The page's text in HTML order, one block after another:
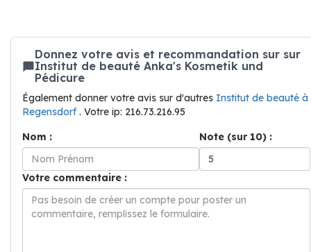
Donnez votre avis et recommandation sur sur
Institut de beauté Anka's Kosmetik und
Pédicure
Également donner votre avis sur d'autres Institut de beauté à
Regensdorf. Votre ip: 216.73.216.95
Nom :
Note (sur 10) :
Votre commentaire :